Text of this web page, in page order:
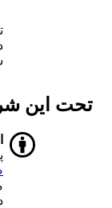
تحت این